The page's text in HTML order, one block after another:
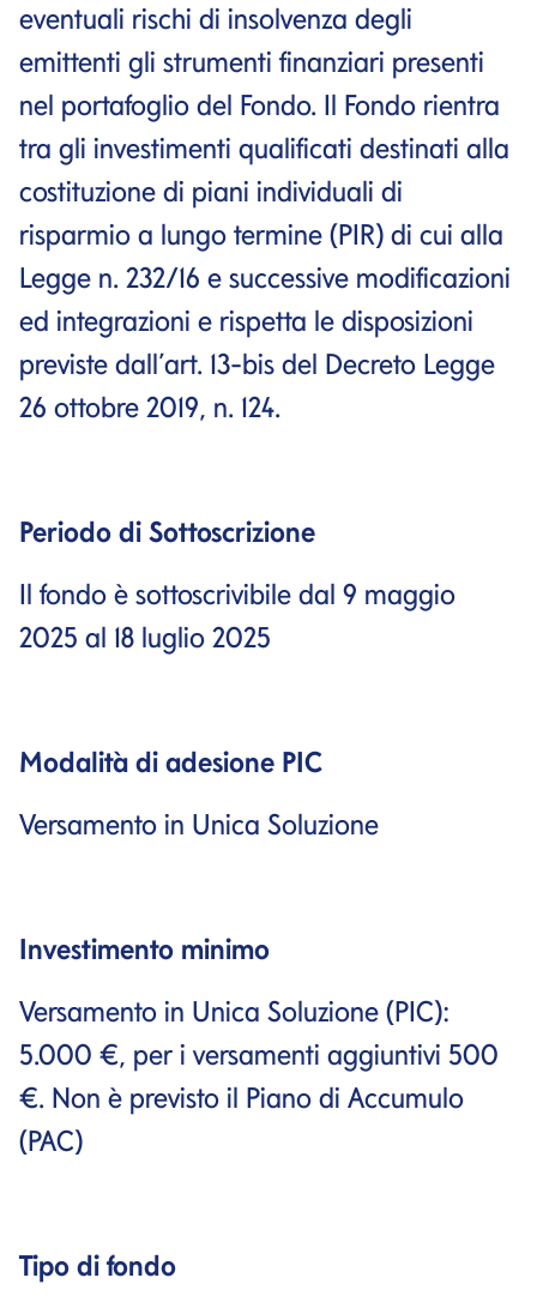
eventuali rischi di insolvenza degli
emittenti gli strumenti finanziari presenti
nel portafoglio del Fondo. Il Fondo rientra
tra gli investimenti qualificati destinati alla
costituzione di piani individuali di
risparmio a lungo termine (PIR) di cui alla
Legge n. 232/16 e successive modificazioni
ed integrazioni e rispetta le disposizioni
previste dall’art. 13-bis del Decreto Legge
26 ottobre 2019, n. 124.
Periodo di Sottoscrizione
Il fondo è sottoscrivibile dal 9 maggio
2025 al 18 luglio 2025
Modalità di adesione PIC
Versamento in Unica Soluzione
Investimento minimo
Versamento in Unica Soluzione (PIC):
5.000 €, per i versamenti aggiuntivi 500
€. Non è previsto il Piano di Accumulo
(PAC)
Tipo di fondo